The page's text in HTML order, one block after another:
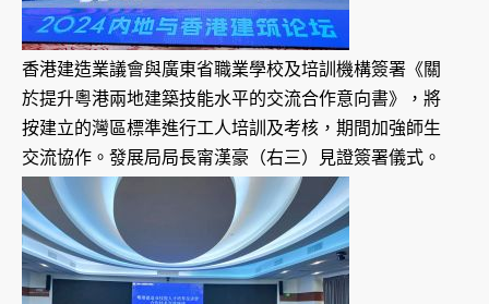
香港建造業議會與廣東省職業學校及培訓機構簽署《關
於提升粵港兩地建築技能水平的交流合作意向書》，將
按建立的灣區標準進行工人培訓及考核，期間加強師生
交流協作。發展局局長甯漢豪（右三）見證簽署儀式。